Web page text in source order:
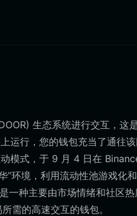
生态系统进行交互，这
运行，您的钱包充当了通往
模式，于 9 月 4 日在
环境，利用流动性池游戏化
一种主要由市场情绪和社区
需的高速交互的钱包。